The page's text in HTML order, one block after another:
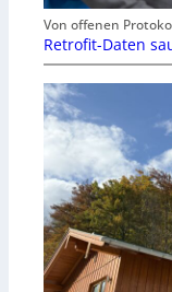
Von offenen
Retrofit-Daten